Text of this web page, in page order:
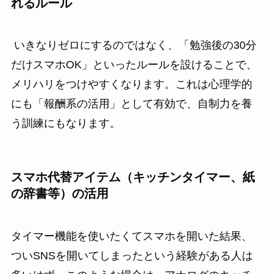
れるルール
いきなりゼロにするのではなく、「勉強後の30分
だけスマホOK」といったルールを設けることで、
メリハリをつけやすくなります。これは心理学的
にも「報酬系の活用」として有効で、自制力を養
う訓練にもなります。
スマホ代替アイテム（キッチンタイマー、紙
の辞書等）の活用
タイマー機能を使いたくてスマホを開いた結果、
ついSNSを開いてしまったという経験がある人は